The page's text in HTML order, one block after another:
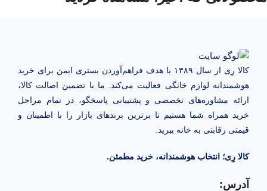
کالا رِی از سال ۱۳۸۹ با هدف فراهم‌آوردن بستری ایمن برای خرید
هوشمندانه لوازم خانگی فعالیت می‌کند. ما با تضمین اصالت کالا،
ارائه مشاوره‌های تخصصی و پشتیبانی پاسخگو، در تمام مراحل
خرید همراه شما هستیم تا برترین برندهای بازار را با اطمینان و
قیمتی رقابتی به خانه‌ ببرید.
کالا رِی؛ انتخاب هوشمندانه، خرید مطمئن.
آدرس: